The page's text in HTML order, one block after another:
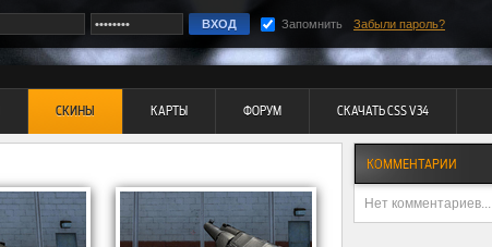
Запомнить Забыли пароль?
СКИНЫ КАРТЫ ФОРУМ СКАЧАТЬ CSS V34
КОММЕНТАРИИ
Нет комментариев...